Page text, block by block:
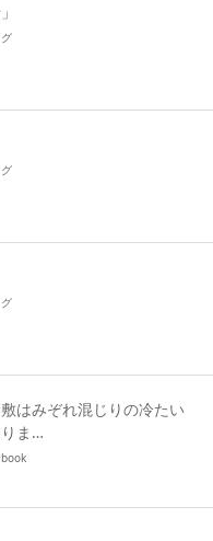
はみぞれ混じりの冷たい
ま…